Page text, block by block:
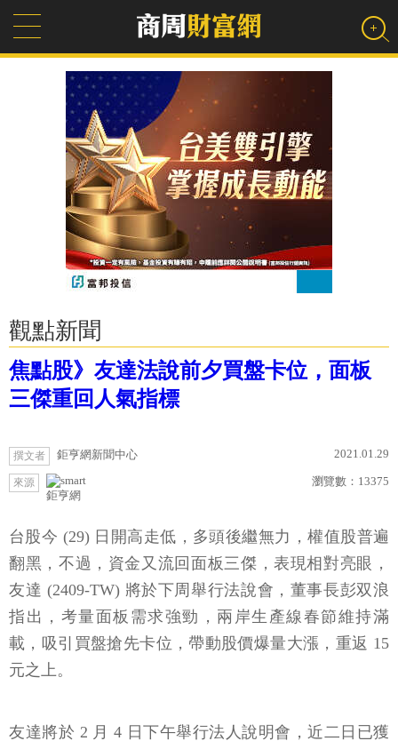
觀點新聞
焦點股》友達法說前夕買盤卡位，面板
三傑重回人氣指標
撰文者 鉅亨網新聞中心 2021.01.29
來源
鉅亨網
瀏覽數： 13375
台股今 (29) 日開高走低，多頭後繼無力，權值股普遍
翻黑，不過，資金又流回面板三傑，表現相對亮眼，
友達 (2409-TW) 將於下周舉行法說會，董事長彭双浪
指出，考量面板需求強勁，兩岸生產線春節維持滿
載，吸引買盤搶先卡位，帶動股價爆量大漲，重返 15
元之上。
友達將於 2 月 4 日下午舉行法人說明會，近二日已獲